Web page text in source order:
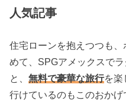
人気記事
住宅ローンを抱えつつも
めて、SPGアメックスで
と、無料で豪華な旅行を楽
行けているのもこのおかげ